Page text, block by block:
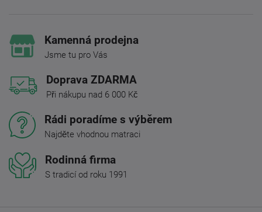
Kamenná prodejna
Jsme tu pro Vás
Doprava ZDARMA
Při nákupu nad 6 000 Kč
Rádi poradíme s výběrem
Najděte vhodnou matraci
Rodinná firma
S tradicí od roku 1991